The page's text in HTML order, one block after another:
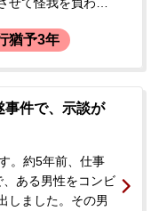
ていましたが、後
いて、ご両親が心
相談に来られまし
猶予3年
事件で、示談が
。約5年前、仕事
ある男性をコンビ
しました。その男